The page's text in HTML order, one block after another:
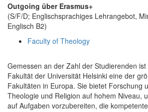
Outgoing über Erasmus+
(S/F/D; Englischsprachiges Lehrangebot,
Englisch B2)
Faculty of Theology
Gemessen an der Zahl der Studierenden
Fakultät der Universität Helsinki eine der
Fakultäten in Europa. Sie bietet Forschung
Theologie und Religion auf hohem Niveau,
auf Aufgaben vorzubereiten, die